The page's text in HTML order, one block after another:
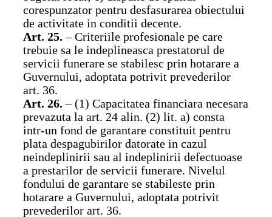
corespunzator pentru desfasurarea obiectului
de activitate in conditii decente.
Art. 25.– Criteriile profesionale pe care
trebuie sa le indeplineasca prestatorul de
servicii funerare se stabilesc prin hotarare a
Guvernului, adoptata potrivit prevederilor
art. 36.
Art. 26. – (1) Capacitatea financiara necesara
prevazuta la art. 24 alin. (2) lit. a) consta
intr-un fond de garantare constituit pentru
plata despagubirilor datorate in cazul
neindeplinirii sau al indeplinirii defectuoase
a prestarilor de servicii funerare. Nivelul
fondului de garantare se stabileste prin
hotarare a Guvernului, adoptata potrivit
prevederilor art. 36.